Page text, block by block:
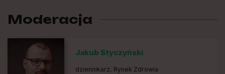
Moderacja
Jakub Styczyński
dziennikarz, Rynek Zdrowia